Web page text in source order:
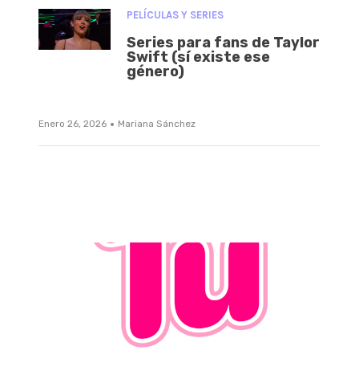
PELÍCULAS Y SERIES
Series para fans de Taylor
Swift (sí existe ese
género)
Enero 26, 2026 · Mariana Sánchez